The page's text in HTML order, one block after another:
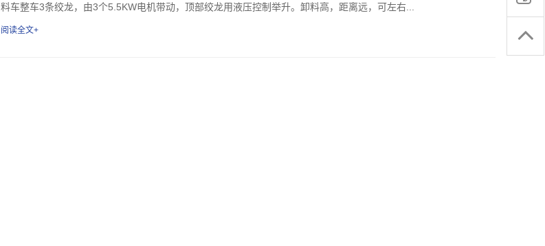
料车整车3条绞龙，由3个5.5KW电机带动，顶部绞龙用液压控制举升。卸料高，距离远，可左右...
阅读全文+